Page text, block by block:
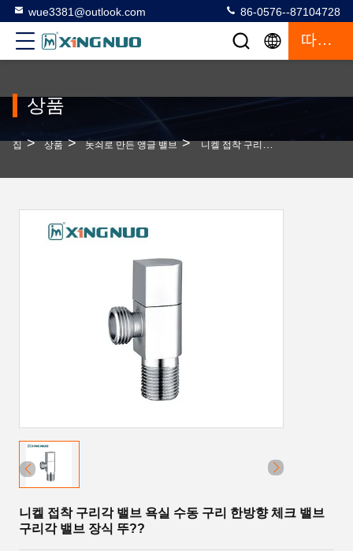
wue3381@outlook.com 86-0576--87104728
따옴표
상품
집 > 상품 > 놋쇠로 만든 앵글 밸브 > 니켈 접착 구리각 밸브 욕실 수동 구리 한방향 체크 밸브 구리각 밸브 장식 뚜??
니켈 접착 구리각 밸브 욕실 수동 구리 한방향 체크 밸브
구리각 밸브 장식 뚜??